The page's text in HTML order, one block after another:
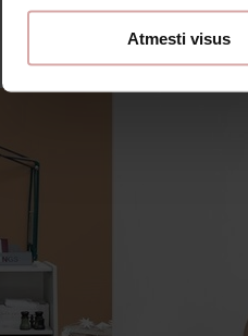
Atmesti visus
Daugiau